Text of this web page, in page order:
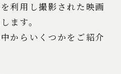
利用し撮影された映画
ます。
からいくつかをご紹介